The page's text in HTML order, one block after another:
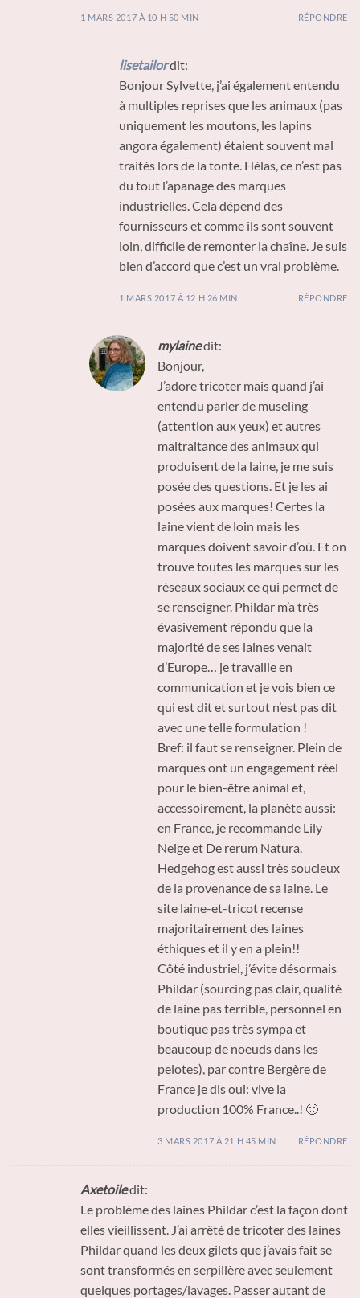
1 MARS 2017 À 10 H 50 MIN RÉPONDRE
lisetailordit:
Bonjour Sylvette, j’ai également entendu
à multiples reprises que les animaux (pas
uniquement les moutons, les lapins
angora également) étaient souvent mal
traités lors de la tonte. Hélas, ce n’est pas
du tout l’apanage des marques
industrielles. Cela dépend des
fournisseurs et comme ils sont souvent
loin, difficile de remonter la chaîne. Je suis
bien d’accord que c’est un vrai problème.
1 MARS 2017 À 12 H 26 MIN RÉPONDRE
mylainedit:
Bonjour,
J’adore tricoter mais quand j’ai
entendu parler de museling
(attention aux yeux) et autres
maltraitance des animaux qui
produisent de la laine, je me suis
posée des questions. Et je les ai
posées aux marques! Certes la
laine vient de loin mais les
marques doivent savoir d’où. Et on
trouve toutes les marques sur les
réseaux sociaux ce qui permet de
se renseigner. Phildar m’a très
évasivement répondu que la
majorité de ses laines venait
d’Europe… je travaille en
communication et je vois bien ce
qui est dit et surtout n’est pas dit
avec une telle formulation !
Bref: il faut se renseigner. Plein de
marques ont un engagement réel
pour le bien-être animal et,
accessoirement, la planète aussi:
en France, je recommande Lily
Neige et De rerum Natura.
Hedgehog est aussi très soucieux
de la provenance de sa laine. Le
site laine-et-tricot recense
majoritairement des laines
éthiques et il y en a plein!!
Côté industriel, j’évite désormais
Phildar (sourcing pas clair, qualité
de laine pas terrible, personnel en
boutique pas très sympa et
beaucoup de noeuds dans les
pelotes), par contre Bergère de
France je dis oui: vive la
production 100% France..! 🙂
3 MARS 2017 À 21 H 45 MIN RÉPONDRE
Axetoiledit:
Le problème des laines Phildar c’est la façon dont
elles vieillissent. J’ai arrêté de tricoter des laines
Phildar quand les deux gilets que j’avais fait se
sont transformés en serpillère avec seulement
quelques portages/lavages. Passer autant de